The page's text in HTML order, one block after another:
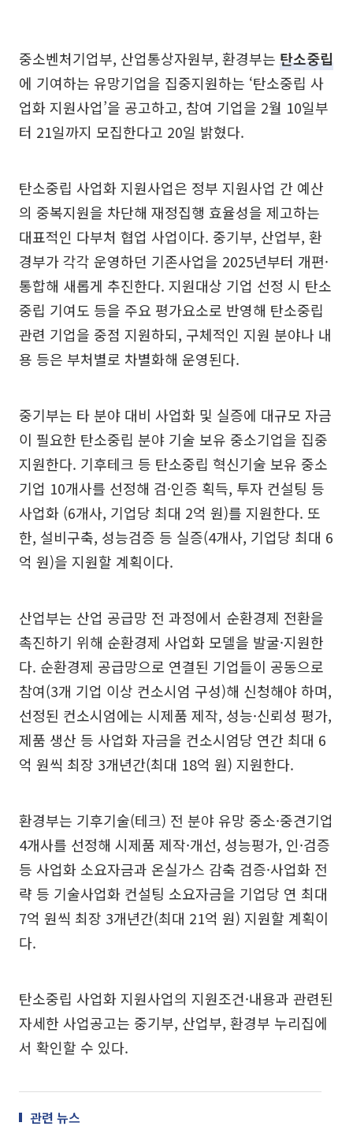
중소벤처기업부, 산업통상자원부, 환경부는 탄소중립
에 기여하는 유망기업을 집중지원하는 ‘탄소중립 사
업화 지원사업’을 공고하고, 참여 기업을 2월 10일부
터 21일까지 모집한다고 20일 밝혔다.
탄소중립 사업화 지원사업은 정부 지원사업 간 예산
의 중복지원을 차단해 재정집행 효율성을 제고하는
대표적인 다부처 협업 사업이다. 중기부, 산업부, 환
경부가 각각 운영하던 기존사업을 2025년부터 개편·
통합해 새롭게 추진한다. 지원대상 기업 선정 시 탄소
중립 기여도 등을 주요 평가요소로 반영해 탄소중립
관련 기업을 중점 지원하되, 구체적인 지원 분야나 내
용 등은 부처별로 차별화해 운영된다.
중기부는 타 분야 대비 사업화 및 실증에 대규모 자금
이 필요한 탄소중립 분야 기술 보유 중소기업을 집중
지원한다. 기후테크 등 탄소중립 혁신기술 보유 중소
기업 10개사를 선정해 검·인증 획득, 투자 컨설팅 등
사업화 (6개사, 기업당 최대 2억 원)를 지원한다. 또
한, 설비구축, 성능검증 등 실증(4개사, 기업당 최대 6
억 원)을 지원할 계획이다.
산업부는 산업 공급망 전 과정에서 순환경제 전환을
촉진하기 위해 순환경제 사업화 모델을 발굴·지원한
다. 순환경제 공급망으로 연결된 기업들이 공동으로
참여(3개 기업 이상 컨소시엄 구성)해 신청해야 하며,
선정된 컨소시엄에는 시제품 제작, 성능·신뢰성 평가,
제품 생산 등 사업화 자금을 컨소시엄당 연간 최대 6
억 원씩 최장 3개년간(최대 18억 원) 지원한다.
환경부는 기후기술(테크) 전 분야 유망 중소·중견기업
4개사를 선정해 시제품 제작·개선, 성능평가, 인·검증
등 사업화 소요자금과 온실가스 감축 검증·사업화 전
략 등 기술사업화 컨설팅 소요자금을 기업당 연 최대
7억 원씩 최장 3개년간(최대 21억 원) 지원할 계획이
다.
탄소중립 사업화 지원사업의 지원조건·내용과 관련된
자세한 사업공고는 중기부, 산업부, 환경부 누리집에
서 확인할 수 있다.
관련 뉴스